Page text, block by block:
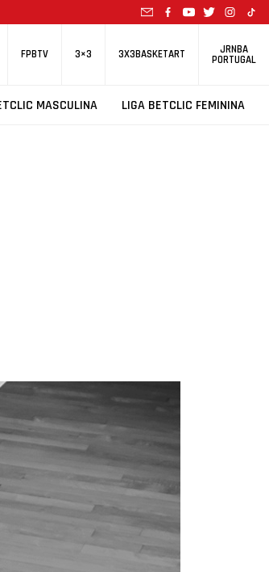
FPBTV 3×3 3X3BASKETART JRNBA
PORTUGAL
MASCULINA LIGA BETCLIC FEMININA